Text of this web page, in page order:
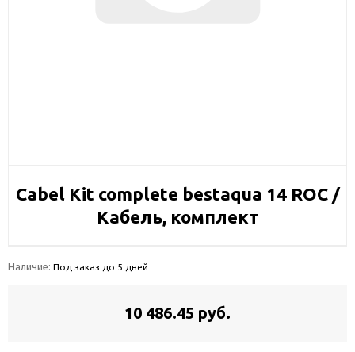
Cabel Kit complete bestaqua 14 ROC /
Кабель, комплект
Наличие: Под заказ до 5 дней
10 486.45 руб.